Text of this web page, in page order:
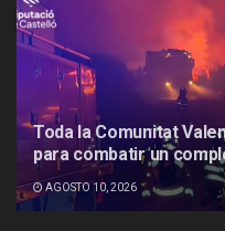
Toda la Comunitat
para combatir un
AGOSTO 10, 2026